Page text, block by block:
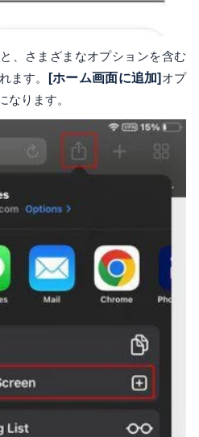
、さまざまなオプションを含む
ます。
[ホーム画面に追加] オプ
なります。